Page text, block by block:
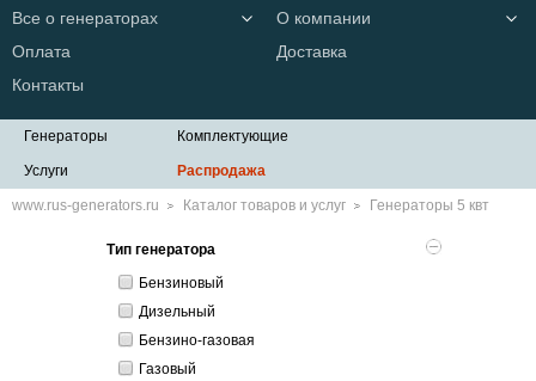
Все о генераторах
О компании
Оплата
Доставка
Контакты
Генераторы Комплектующие
Услуги Распродажа
www.rus-generators.ru Каталог товаров и услуг Генераторы 5 квт
Тип генератора
Бензиновый
Дизельный
Бензино-газовая
Газовый